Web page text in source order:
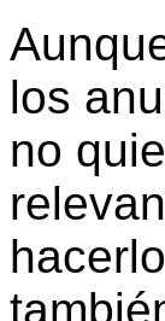
los
no